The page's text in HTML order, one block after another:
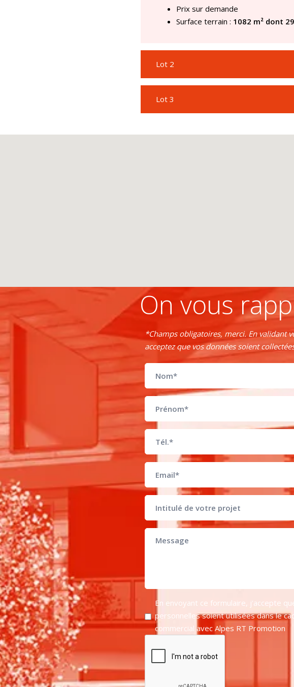
Prix sur demande
Surface terrain : 1082 m² dont
Lot 2
Lot 3
On vous
*Champs obligatoires, merci. En validant
acceptez que vos données soient
En envoyant ce formulaire, j'accepte
personnelles soient utilisées dans le
commercial avec Alpes RT Promotion